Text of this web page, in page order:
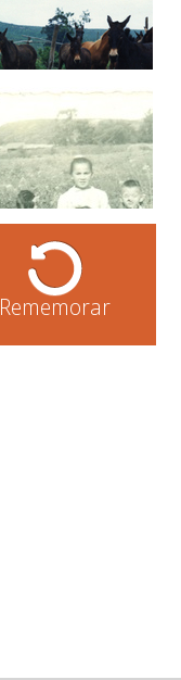
Rememorar